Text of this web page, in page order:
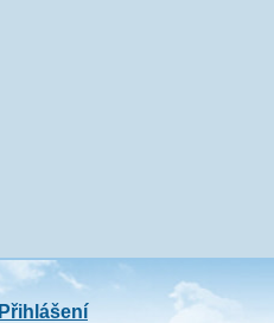
Přihlášení